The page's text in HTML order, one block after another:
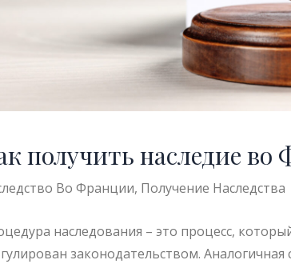
получить наследие во
Во Франции, Получение Наследства
наследования – это процесс,
законодательством. Аналогичная